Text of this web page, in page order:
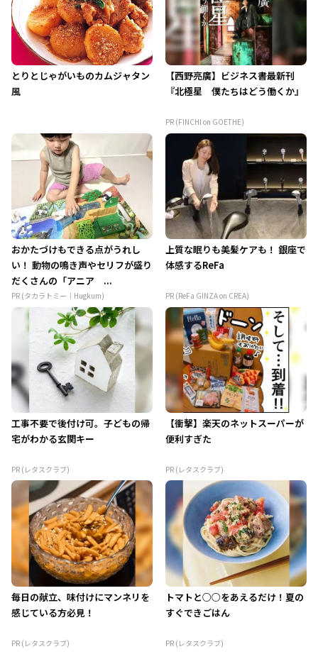
とりとじゃがいものカムジャタン
風
【西野亮廣】ビジネス書最新刊
『北極星 僕たちはどう働くか』
PR (FINCHI on GOETHE)
おかたづけもできる点がうれし
い！ 動物の鳴き声やセリフが盛り
だくさんの「アニア ...
PR (タカラトミー｜Hugkum)
上質な眠りも美髪ケアも！ 銀座で
体感するReFa
PR (ReFa GINZA on CREA)
工事不要で後付け可。子どもの帰
宅がわかる玄関キー
PR (レタスクラブ)
【衝撃】楽天のネットスーパーが
便利すぎた
PR (レタスクラブ)
毎日の献立、味付けにマンネリを
感じている方必見！
PR (レタスクラブ)
トマトと○○をあえるだけ！夏の
すぐできごはん
PR (レタスクラブ)